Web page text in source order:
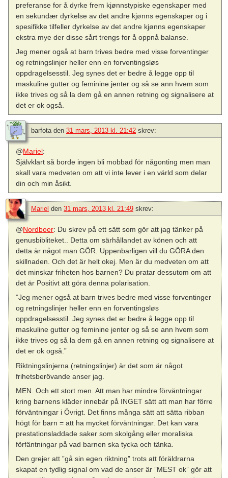
preferanse for å dyrke frem kjønnstypiske egenskaper med
en sekundær dyrkelse av det andre kjønns egenskaper og i
spesifikke tilfeller dyrkelse av det andre kjønns egenskaper
ekstra mye der disse sårt trengs for å oppnå balanse.
Jeg mener også at barn trives bedre med visse forventinger
og retningslinjer heller enn en forventingsløs
oppdragelsesstil. Jeg synes det er bedre å legge opp til
maskuline gutter og feminine jenter og så se ann hvem som
ikke trives og så la dem gå en annen retning og signalisere at
det er ok også.
barfotaden 31 mars, 2013 kl. 21:42 skrev:
@Mariel:
Självklart så borde ingen bli mobbad för någonting men man
skall vara medveten om att vi inte lever i en värld som delar
din och min åsikt.
Mariel den 31 mars, 2013 kl. 21:49 skrev:
@Nordboer: Du skrev på ett sätt som gör att jag tänker på
genusbibliteket.. Detta om särhållandet av könen och att
detta är något man GÖR. Uppenbarligen vill du GÖRA den
skillnaden. Och det är helt okej. Men är du medveten om att
det minskar friheten hos barnen? Du pratar dessutom om att
det är Positivt att göra denna polarisation.
”Jeg mener også at barn trives bedre med visse forventinger
og retningslinjer heller enn en forventingsløs
oppdragelsesstil. Jeg synes det er bedre å legge opp til
maskuline gutter og feminine jenter og så se ann hvem som
ikke trives og så la dem gå en annen retning og signalisere at
det er ok også.”
Riktningslinjerna (retningslinjer) är det som är något
frihetsberövande anser jag.
MEN. Och ett stort men. Att man har mindre förväntningar
kring barnens kläder innebär på INGET sätt att man har förre
förväntningar i Övrigt. Det finns många sätt att sätta ribban
högt för barn = att ha mycket förväntningar. Det kan vara
prestationsladdade saker som skolgång eller moraliska
förfäntningar på vad barnen ska tycka och tänka.
Den grejer att ”gå sin egen riktning” trots att föräldrarna
skapat en tydlig signal om vad de anser är ”MEST ok” gör att